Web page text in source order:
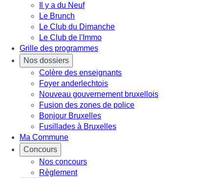
Il y a du Neuf
Le Brunch
Le Club du Dimanche
Le Club de l'Immo
Grille des programmes
Nos dossiers
Colère des enseignants
Foyer anderlechtois
Nouveau gouvernement bruxellois
Fusion des zones de police
Bonjour Bruxelles
Fusillades à Bruxelles
Ma Commune
Concours
Nos concours
Règlement